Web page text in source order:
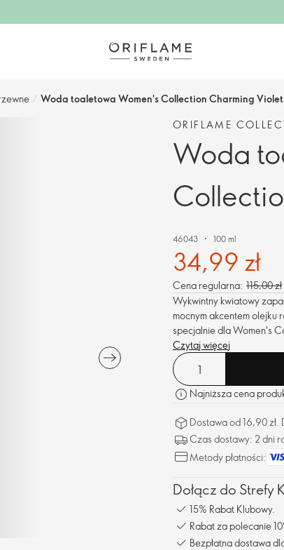
/ Woda toaletowa Women's Collection Charming Violet
ORIFLAME
Woda
46043 100 ml
34,99 zł
Cena regularna: 115,00 zł
Wykwintny kwiatowy
mocnym akcentem olejku
specjalnie dla Women's
Czytaj więcej
Najniższa cena
Dostawa od 16,90
Czas dostawy: 2 dni
Metody płatności:
Dołącz do Strefy
15% Rabat Klubowy.
Rabat za polecanie
Bezpłatna dostawa